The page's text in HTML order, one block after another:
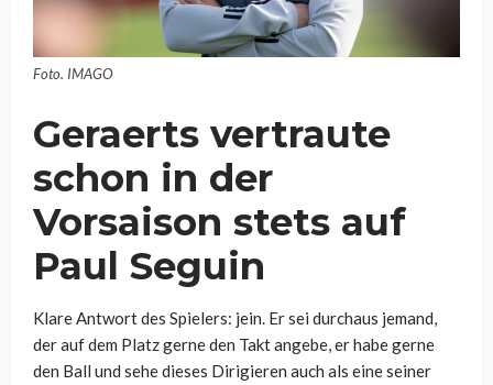
Foto. IMAGO
Geraerts vertraute
schon in der
Vorsaison stets auf
Paul Seguin
Klare Antwort des Spielers: jein. Er sei durchaus jemand,
der auf dem Platz gerne den Takt angebe, er habe gerne
den Ball und sehe dieses Dirigieren auch als eine seiner